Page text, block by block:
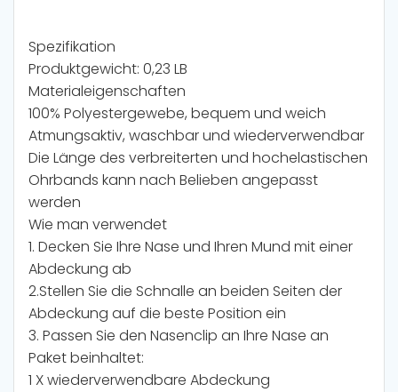
Spezifikation
Produktgewicht: 0,23 LB
Materialeigenschaften
100% Polyestergewebe, bequem und weich
Atmungsaktiv, waschbar und wiederverwendbar
Die Länge des verbreiterten und hochelastischen
Ohrbands kann nach Belieben angepasst
werden
Wie man verwendet
1. Decken Sie Ihre Nase und Ihren Mund mit einer
Abdeckung ab
2.Stellen Sie die Schnalle an beiden Seiten der
Abdeckung auf die beste Position ein
3. Passen Sie den Nasenclip an Ihre Nase an
Paket beinhaltet:
1 X wiederverwendbare Abdeckung